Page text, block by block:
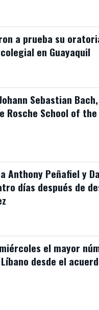
a prueba su
en Guayaquil
Sebastian
Rosche School of
Anthony Peñafiel y
días después de
el mayor
desde el